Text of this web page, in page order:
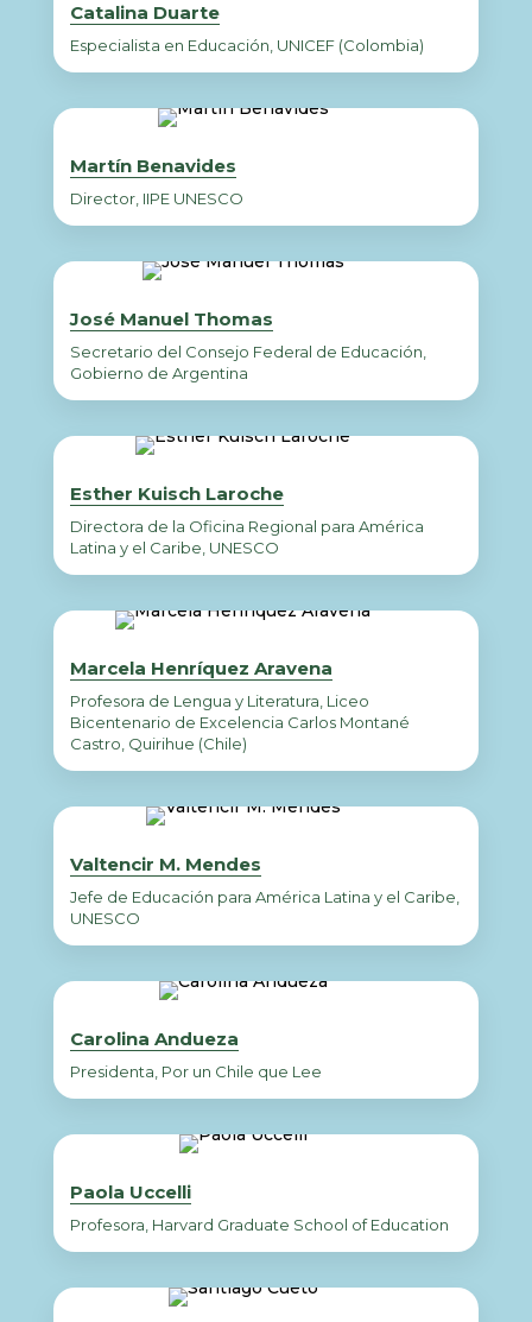
Catalina Duarte
Especialista en Educación, UNICEF (Colombia)
Martín Benavides
Director, IIPE UNESCO
José Manuel Thomas
Secretario del Consejo Federal de Educación,
Gobierno de Argentina
Esther Kuisch Laroche
Directora de la Oficina Regional para América
Latina y el Caribe, UNESCO
Marcela Henríquez Aravena
Profesora de Lengua y Literatura, Liceo
Bicentenario de Excelencia Carlos Montané
Castro, Quirihue (Chile)
Valtencir M. Mendes
Jefe de Educación para América Latina y el Caribe,
UNESCO
Carolina Andueza
Presidenta, Por un Chile que Lee
Paola Uccelli
Profesora, Harvard Graduate School of Education